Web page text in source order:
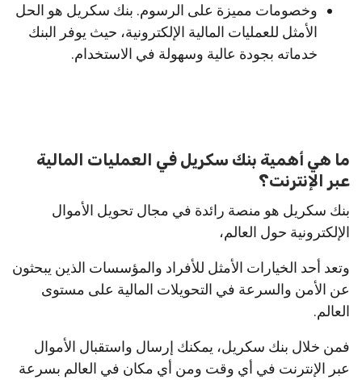
وخصومات مميزة على الرسوم. بنك سكريل هو الحل
الأمثل للعمليات المالية الإلكترونية، حيث يوفر البنك
خدماته بجودة عالية وسهولة في الاستخدام.
ما هي أهمية بنك سكريل في العمليات المالية
عبر الإنترنت؟
بنك سكريل هو منصة رائدة في مجال تحويل الأموال
الإلكترونية حول العالم،
وتعد أحد الخيارات الأمثل للأفراد والمؤسسات الذين يبحثون
عن الأمن والسرعة في التحويلات المالية على مستوى
العالم.
فمن خلال بنك سكريل، يمكنك إرسال واستقبال الأموال
عبر الإنترنت في أي وقت ومن أي مكان في العالم بسرعة